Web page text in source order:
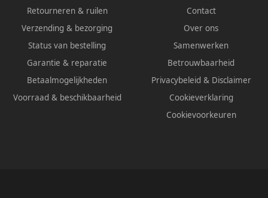
Retourneren & ruilen
Verzending & bezorging
Status van bestelling
Garantie & reparatie
Betaalmogelijkheden
Voorraad & beschikbaarheid
Contact
Over ons
Samenwerken
Betrouwbaarheid
Privacybeleid & Disclaimer
Cookieverklaring
Cookievoorkeuren